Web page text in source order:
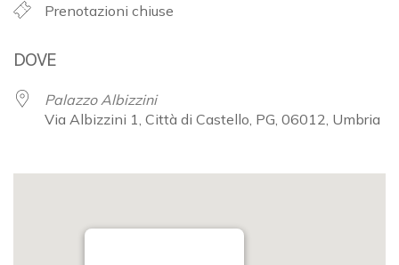
Prenotazioni chiuse
DOVE
Palazzo Albizzini
Via Albizzini 1, Città di Castello, PG, 06012, Umbria